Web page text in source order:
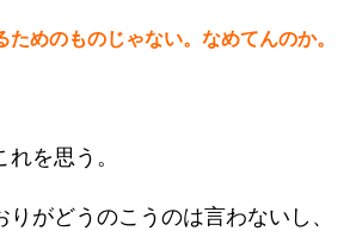
めのものじゃない。なめてんのか。
を思う。
がどうのこうのは言わないし、